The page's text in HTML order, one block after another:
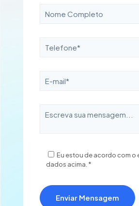
Eu estou de acordo com o
dados acima. *